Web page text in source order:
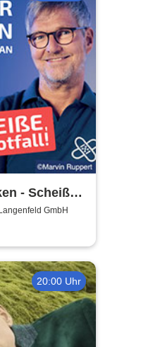
- Scheiße,
GmbH
20:00 Uhr